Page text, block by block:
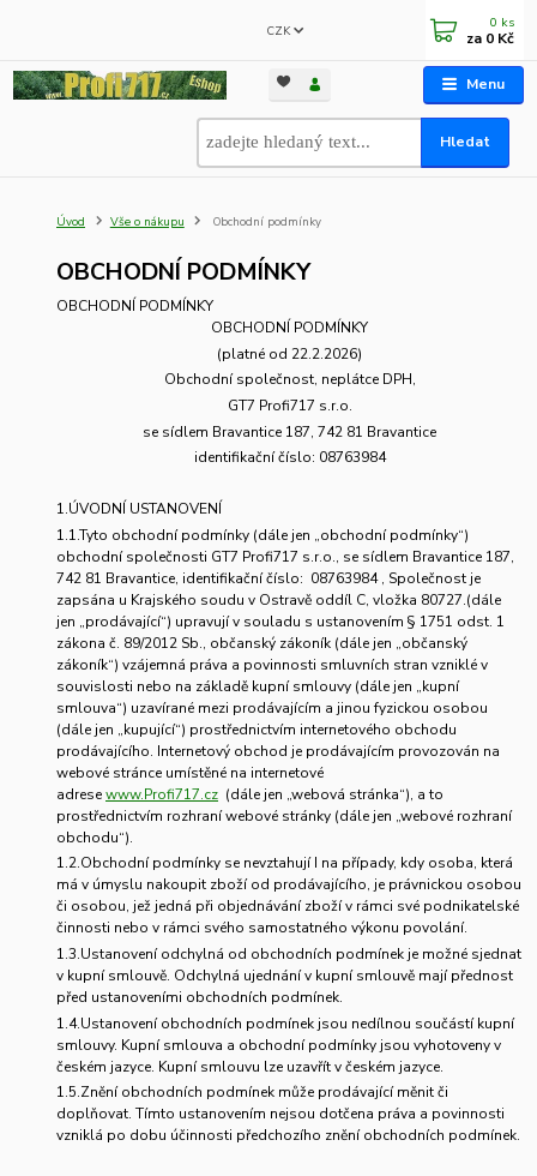
Menu
CZK
Hledat
0 ks
za 0 Kč
Úvod Vše o nákupu Obchodní podmínky
OBCHODNÍ PODMÍNKY
OBCHODNÍ PODMÍNKY
OBCHODNÍ PODMÍNKY
(platné od 22.2.2026)
Obchodní společnost, neplátce DPH,
GT7 Profi717 s.r.o.
se sídlem Bravantice 187, 742 81 Bravantice
identifikační číslo: 08763984
1.ÚVODNÍ USTANOVENÍ
1.1.Tyto obchodní podmínky (dále jen „obchodní podmínky“)
obchodní společnosti GT7 Profi717 s.r.o., se sídlem Bravantice 187,
742 81 Bravantice, identifikační číslo: 08763984 , Společnost je
zapsána u Krajského soudu v Ostravě oddíl C, vložka 80727.(dále
jen „prodávající“) upravují v souladu s ustanovením § 1751 odst. 1
zákona č. 89/2012 Sb., občanský zákoník (dále jen „občanský
zákoník“) vzájemná práva a povinnosti smluvních stran vzniklé v
souvislosti nebo na základě kupní smlouvy (dále jen „kupní
smlouva“) uzavírané mezi prodávajícím a jinou fyzickou osobou
(dále jen „kupující“) prostřednictvím internetového obchodu
prodávajícího. Internetový obchod je prodávajícím provozován na
webové stránce umístěné na internetové
adresewww.Profi717.cz (dále jen „webová stránka“), a to
prostřednictvím rozhraní webové stránky (dále jen „webové rozhraní
obchodu“).
1.2.Obchodní podmínky se nevztahují I na případy, kdy osoba, která
má v úmyslu nakoupit zboží od prodávajícího, je právnickou osobou
či osobou, jež jedná při objednávání zboží v rámci své podnikatelské
činnosti nebo v rámci svého samostatného výkonu povolání.
1.3.Ustanovení odchylná od obchodních podmínek je možné sjednat
v kupní smlouvě. Odchylná ujednání v kupní smlouvě mají přednost
před ustanoveními obchodních podmínek.
1.4.Ustanovení obchodních podmínek jsou nedílnou součástí kupní
smlouvy. Kupní smlouva a obchodní podmínky jsou vyhotoveny v
českém jazyce. Kupní smlouvu lze uzavřít v českém jazyce.
1.5.Znění obchodních podmínek může prodávající měnit či
doplňovat. Tímto ustanovením nejsou dotčena práva a povinnosti
vzniklá po dobu účinnosti předchozího znění obchodních podmínek.